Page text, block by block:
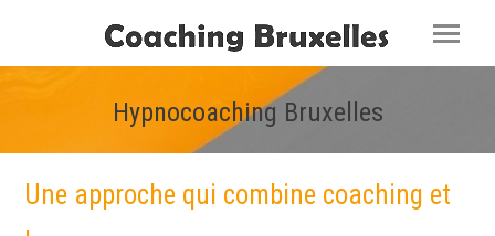
Hypnocoaching Bruxelles
Une approche qui combine coaching et